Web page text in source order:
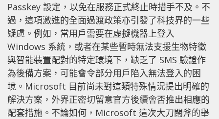
Passkey 設定，以免在服務正式終止時措手不及。不
過，這項激進的全面過渡政策亦引發了科技界的一些
疑慮。例如，當用戶需要在虛擬機器上登入
Windows 系統，或者在某些暫時無法支援生物特徵
與智能裝置配對的特定環境下，缺乏了 SMS 驗證作
為後備方案，可能會令部分用戶陷入無法登入的困
境。Microsoft 目前尚未對這類特殊情況提出明確的
解決方案，外界正密切留意官方後續會否推出相應的
配套措施。不論如何，Microsoft 這次大刀闊斧的舉